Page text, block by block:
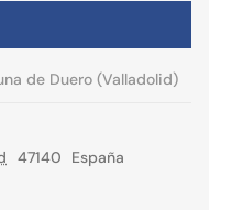
de Duero (Valladolid)
47140
España